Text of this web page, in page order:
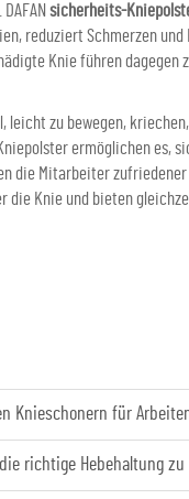
sicherheits-
reduziert Schmerzen
Knie führen
leicht zu bewegen,
ermöglichen es,
die Mitarbeiter
die Knie und bieten
Knieschonern für
richtige Hebehaltung zu